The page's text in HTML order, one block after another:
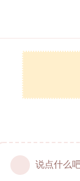
说点什么